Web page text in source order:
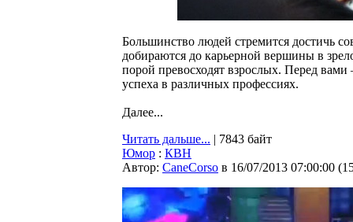
Большинство людей стремится достичь
добираются до карьерной вершины в
порой превосходят взрослых. Перед
успеха в различных профессиях.
Далее...
Читать дальше... | 7843 байт
Юмор : КВН
Автор: CaneCorso в 16/07/2013 07:00:00 (